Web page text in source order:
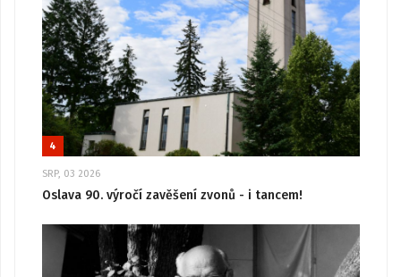
4
SRP, 03 2026
Oslava 90. výročí zavěšení zvonů - i tancem!